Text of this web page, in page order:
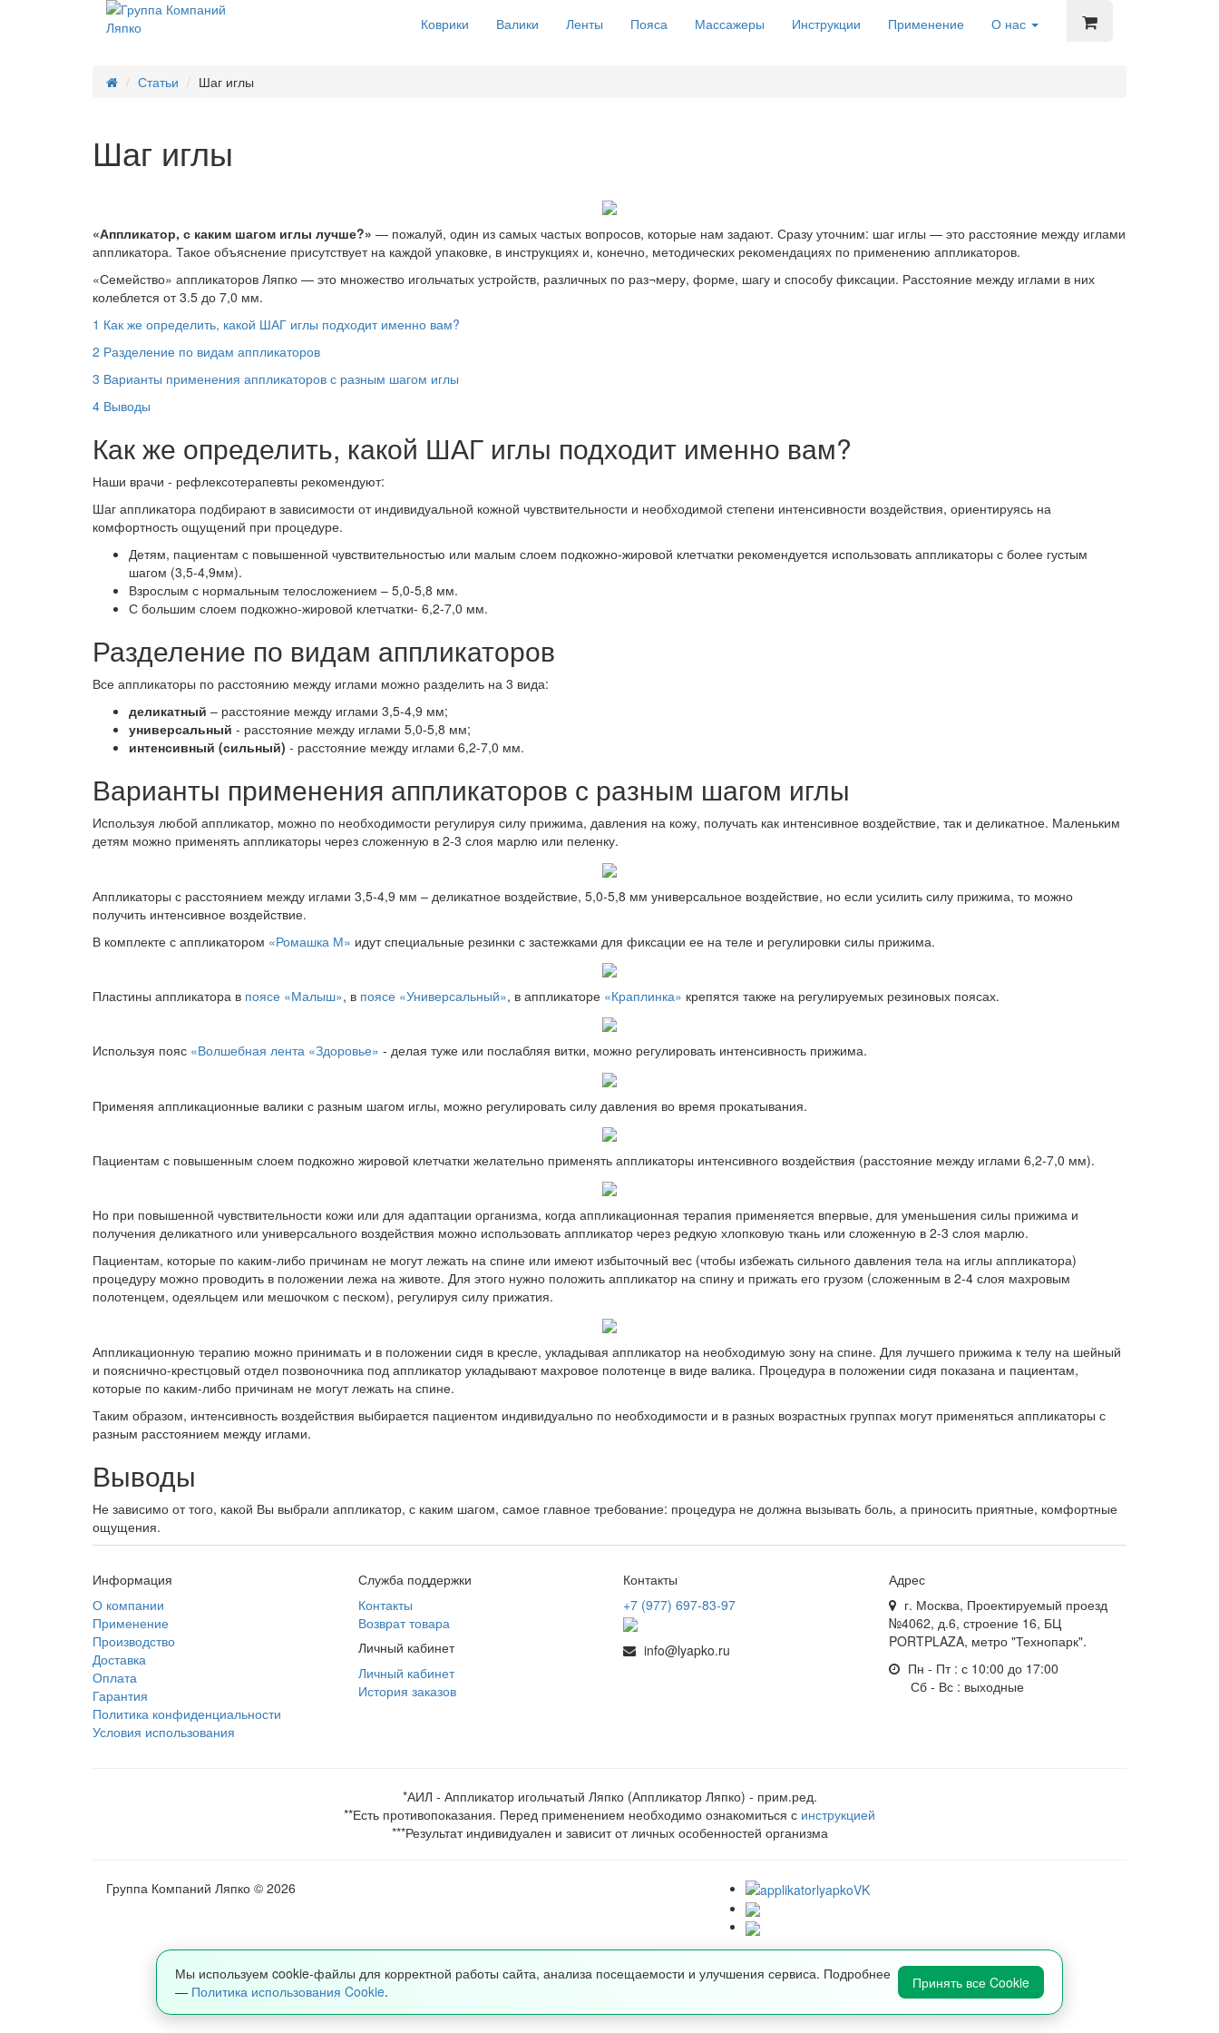
Коврики Валики Ленты Пояса Массажеры Инструкции Применение О нас
Статьи Шаг иглы
Шаг иглы
«Аппликатор, с каким шагом иглы лучше?» — пожалуй, один из самых частых вопросов, которые нам задают. Сразу уточним: шаг иглы — это расстояние между иглами
аппликатора. Такое объяснение присутствует на каждой упаковке, в инструкциях и, конечно, методических рекомендациях по применению аппликаторов.
«Семейство» аппликаторов Ляпко — это множество игольчатых устройств, различных по раз¬меру, форме, шагу и способу фиксации. Расстояние между иглами в них
колеблется от 3.5 до 7,0 мм.
1 Как же определить, какой ШАГ иглы подходит именно вам?
2 Разделение по видам аппликаторов
3 Варианты применения аппликаторов с разным шагом иглы
4 Выводы
Как же определить, какой ШАГ иглы подходит именно вам?
Наши врачи - рефлексотерапевты рекомендуют:
Шаг аппликатора подбирают в зависимости от индивидуальной кожной чувствительности и необходимой степени интенсивности воздействия, ориентируясь на
комфортность ощущений при процедуре.
Детям, пациентам с повышенной чувствительностью или малым слоем подкожно-жировой клетчатки рекомендуется использовать аппликаторы с более густым
шагом (3,5-4,9мм).
Взрослым с нормальным телосложением – 5,0-5,8 мм.
С большим слоем подкожно-жировой клетчатки- 6,2-7,0 мм.
Разделение по видам аппликаторов
Все аппликаторы по расстоянию между иглами можно разделить на 3 вида:
деликатный – расстояние между иглами 3,5-4,9 мм;
универсальный - расстояние между иглами 5,0-5,8 мм;
интенсивный (сильный) - расстояние между иглами 6,2-7,0 мм.
Варианты применения аппликаторов с разным шагом иглы
Используя любой аппликатор, можно по необходимости регулируя силу прижима, давления на кожу, получать как интенсивное воздействие, так и деликатное. Маленьким
детям можно применять аппликаторы через сложенную в 2-3 слоя марлю или пеленку.
Аппликаторы с расстоянием между иглами 3,5-4,9 мм – деликатное воздействие, 5,0-5,8 мм универсальное воздействие, но если усилить силу прижима, то можно
получить интенсивное воздействие.
В комплекте с аппликатором «Ромашка М» идут специальные резинки с застежками для фиксации ее на теле и регулировки силы прижима.
Пластины аппликатора в поясе «Малыш», в поясе «Универсальный», в аппликаторе «Краплинка» крепятся также на регулируемых резиновых поясах.
Используя пояс «Волшебная лента «Здоровье» - делая туже или послабляя витки, можно регулировать интенсивность прижима.
Применяя аппликационные валики с разным шагом иглы, можно регулировать силу давления во время прокатывания.
Пациентам с повышенным слоем подкожно жировой клетчатки желательно применять аппликаторы интенсивного воздействия (расстояние между иглами 6,2-7,0 мм).
Но при повышенной чувствительности кожи или для адаптации организма, когда аппликационная терапия применяется впервые, для уменьшения силы прижима и
получения деликатного или универсального воздействия можно использовать аппликатор через редкую хлопковую ткань или сложенную в 2-3 слоя марлю.
Пациентам, которые по каким-либо причинам не могут лежать на спине или имеют избыточный вес (чтобы избежать сильного давления тела на иглы аппликатора)
процедуру можно проводить в положении лежа на животе. Для этого нужно положить аппликатор на спину и прижать его грузом (сложенным в 2-4 слоя махровым
полотенцем, одеяльцем или мешочком с песком), регулируя силу прижатия.
Аппликационную терапию можно принимать и в положении сидя в кресле, укладывая аппликатор на необходимую зону на спине. Для лучшего прижима к телу на шейный
и пояснично-крестцовый отдел позвоночника под аппликатор укладывают махровое полотенце в виде валика. Процедура в положении сидя показана и пациентам,
которые по каким-либо причинам не могут лежать на спине.
Таким образом, интенсивность воздействия выбирается пациентом индивидуально по необходимости и в разных возрастных группах могут применяться аппликаторы с
разным расстоянием между иглами.
Выводы
Не зависимо от того, какой Вы выбрали аппликатор, с каким шагом, самое главное требование: процедура не должна вызывать боль, а приносить приятные, комфортные
ощущения.
Информация
О компании
Применение
Производство
Доставка
Оплата
Гарантия
Политика конфиденциальности
Условия использования
Служба поддержки
Контакты
Возврат товара
Личный кабинет
Личный кабинет
История заказов
Контакты
+7 (977) 697-83-97
info@lyapko.ru
Адрес
г. Москва, Проектируемый проезд
№4062, д.6, строение 16, БЦ
PORTPLAZA, метро "Технопарк".
Пн - Пт : с 10:00 до 17:00
Сб - Вс : выходные
*АИЛ - Аппликатор игольчатый Ляпко (Аппликатор Ляпко) - прим.ред.
**Есть противопоказания. Перед применением необходимо ознакомиться с инструкцией
***Результат индивидуален и зависит от личных особенностей организма
Группа Компаний Ляпко © 2026
Мы используем cookie-файлы для корректной работы сайта, анализа посещаемости и улучшения сервиса. Подробнее
— Политика использования Cookie. Принять все Cookie